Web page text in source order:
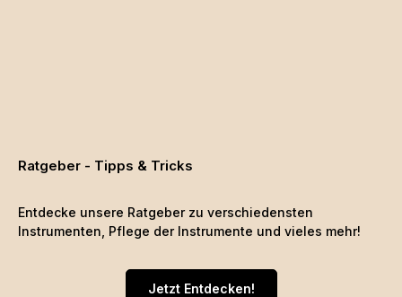
Ratgeber - Tipps & Tricks
Entdecke unsere Ratgeber zu verschiedensten
Instrumenten, Pflege der Instrumente und vieles mehr!
Jetzt Entdecken!